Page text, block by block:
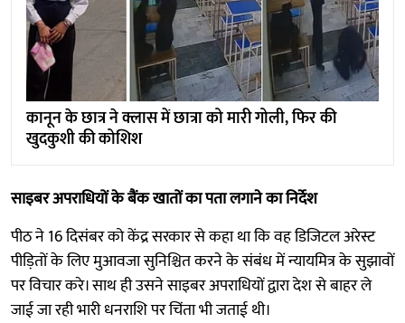
कानून के छात्र ने क्लास में छात्रा को मारी गोली, फिर की
खुदकुशी की कोशिश
साइबर अपराधियों के बैंक खातों का पता लगाने का निर्देश
पीठ ने 16 दिसंबर को केंद्र सरकार से कहा था कि वह डिजिटल अरेस्ट
पीड़ितों के लिए मुआवजा सुनिश्चित करने के संबंध में न्यायमित्र के सुझावों
पर विचार करे। साथ ही उसने साइबर अपराधियों द्वारा देश से बाहर ले
जाई जा रही भारी धनराशि पर चिंता भी जताई थी।